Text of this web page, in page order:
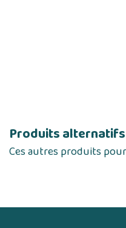
Produits alternatifs
Ces autres produits